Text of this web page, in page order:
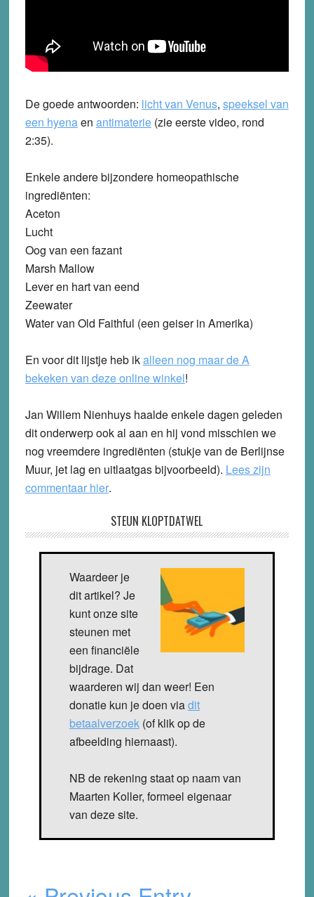
De goede antwoorden: licht van Venus, speeksel van
een hyenaen antimaterie(zie eerste video, rond
2:35).
Enkele andere bijzondere homeopathische
ingrediënten:
Aceton
Lucht
Oog van een fazant
Marsh Mallow
Lever en hart van eend
Zeewater
Water van Old Faithful (een geiser in Amerika)
En voor dit lijstje heb ikalleen nog maar de A
bekeken van deze online winkel!
Jan Willem Nienhuys haalde enkele dagen geleden
dit onderwerp ook al aan en hij vond misschien we
nog vreemdere ingrediënten (stukje van de Berlijnse
Muur, jet lag en uitlaatgas bijvoorbeeld). Lees zijn
commentaar hier.
STEUN KLOPTDATWEL
Waardeer je
dit artikel? Je
kunt onze site
steunen met
een financiële
bijdrage. Dat
waarderen wij dan weer! Een
donatie kun je doen viadit
betaalverzoek(of klik op de
afbeelding hiernaast).
NB de rekening staat op naam van
Maarten Koller, formeel eigenaar
van deze site.